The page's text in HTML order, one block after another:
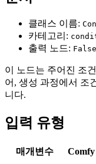
클래스 이름:
카테고리:
출력 노드: False
이 노드는 주어진 조
어, 생성 과정에서 조
니다.
입력 유형
매개변수